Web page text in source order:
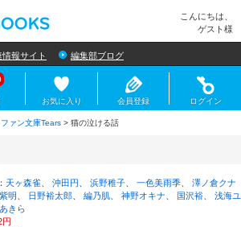
こんにちは、
ゲスト様
情報サイト 編集部ブログ
お気に入り 会員登録 ログイン
ファン文庫Tears > 猫の泣ける話
天ヶ森雀 沖田円 浜野稚子 一色美雨季
澤ノ倉クナ
明 日野裕太郎 編乃肌 神野オキナ 国沢裕
浅海ユ
きら
円